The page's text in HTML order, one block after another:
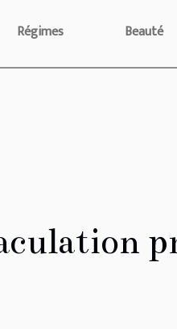
Régimes Beauté